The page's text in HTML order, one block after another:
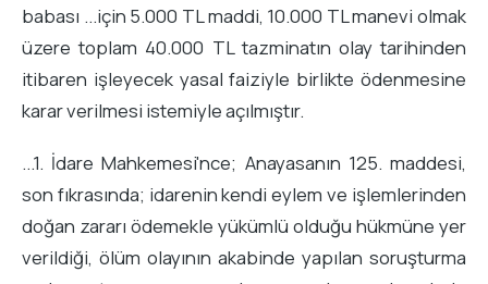
babası ...için 5.000 TL maddi, 10.000 TL manevi olmak
üzere toplam 40.000 TL tazminatın olay tarihinden
itibaren işleyecek yasal faiziyle birlikte ödenmesine
karar verilmesi istemiyle açılmıştır.
...1. İdare Mahkemesi'nce; Anayasanın 125. maddesi,
son fıkrasında; idarenin kendi eylem ve işlemlerinden
doğan zararı ödemekle yükümlü olduğu hükmüne yer
verildiği, ölüm olayının akabinde yapılan soruşturma